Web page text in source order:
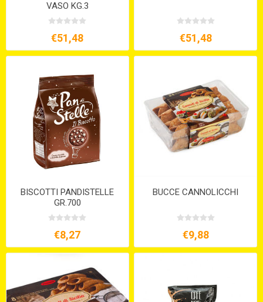
VASO KG.3
€51,48 €51,48
BISCOTTI PANDISTELLE
GR.700
€8,27
BUCCE CANNOLICCHI
€9,88